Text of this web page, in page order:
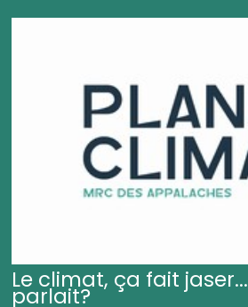
Le climat, ça fait
parlait?